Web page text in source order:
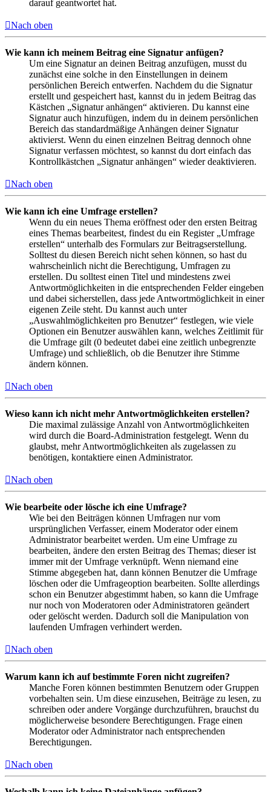
darauf geantwortet hat.
Nach oben
Wie kann ich meinem Beitrag eine Signatur anfügen?
Um eine Signatur an deinen Beitrag anzufügen, musst du
zunächst eine solche in den Einstellungen in deinem
persönlichen Bereich entwerfen. Nachdem du die Signatur
erstellt und gespeichert hast, kannst du in jedem Beitrag das
Kästchen „Signatur anhängen“ aktivieren. Du kannst eine
Signatur auch hinzufügen, indem du in deinem persönlichen
Bereich das standardmäßige Anhängen deiner Signatur
aktivierst. Wenn du einen einzelnen Beitrag dennoch ohne
Signatur verfassen möchtest, so kannst du dort einfach das
Kontrollkästchen „Signatur anhängen“ wieder deaktivieren.
Nach oben
Wie kann ich eine Umfrage erstellen?
Wenn du ein neues Thema eröffnest oder den ersten Beitrag
eines Themas bearbeitest, findest du ein Register „Umfrage
erstellen“ unterhalb des Formulars zur Beitragserstellung.
Solltest du diesen Bereich nicht sehen können, so hast du
wahrscheinlich nicht die Berechtigung, Umfragen zu
erstellen. Du solltest einen Titel und mindestens zwei
Antwortmöglichkeiten in die entsprechenden Felder eingeben
und dabei sicherstellen, dass jede Antwortmöglichkeit in einer
eigenen Zeile steht. Du kannst auch unter
„Auswahlmöglichkeiten pro Benutzer“ festlegen, wie viele
Optionen ein Benutzer auswählen kann, welches Zeitlimit für
die Umfrage gilt (0 bedeutet dabei eine zeitlich unbegrenzte
Umfrage) und schließlich, ob die Benutzer ihre Stimme
ändern können.
Nach oben
Wieso kann ich nicht mehr Antwortmöglichkeiten erstellen?
Die maximal zulässige Anzahl von Antwortmöglichkeiten
wird durch die Board-Administration festgelegt. Wenn du
glaubst, mehr Antwortmöglichkeiten als zugelassen zu
benötigen, kontaktiere einen Administrator.
Nach oben
Wie bearbeite oder lösche ich eine Umfrage?
Wie bei den Beiträgen können Umfragen nur vom
ursprünglichen Verfasser, einem Moderator oder einem
Administrator bearbeitet werden. Um eine Umfrage zu
bearbeiten, ändere den ersten Beitrag des Themas; dieser ist
immer mit der Umfrage verknüpft. Wenn niemand eine
Stimme abgegeben hat, dann können Benutzer die Umfrage
löschen oder die Umfrageoption bearbeiten. Sollte allerdings
schon ein Benutzer abgestimmt haben, so kann die Umfrage
nur noch von Moderatoren oder Administratoren geändert
oder gelöscht werden. Dadurch soll die Manipulation von
laufenden Umfragen verhindert werden.
Nach oben
Warum kann ich auf bestimmte Foren nicht zugreifen?
Manche Foren können bestimmten Benutzern oder Gruppen
vorbehalten sein. Um diese einzusehen, Beiträge zu lesen, zu
schreiben oder andere Vorgänge durchzuführen, brauchst du
möglicherweise besondere Berechtigungen. Frage einen
Moderator oder Administrator nach entsprechenden
Berechtigungen.
Nach oben